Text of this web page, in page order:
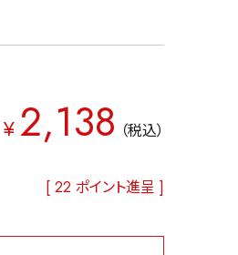
¥2,138 税込
[ 22 ポイント進呈 ]